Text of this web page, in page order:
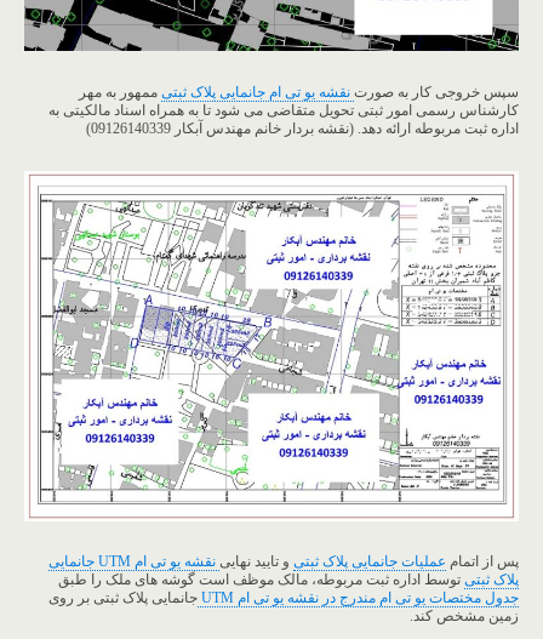
سپس خروجی کار به صورت نقشه یو تی ام جانمایی پلاک ثبتی ممهور به مهر
کارشناس رسمی امور ثبتی تحویل متقاضی می شود تا به همراه اسناد مالکیتی به
اداره ثبت مربوطه ارائه دهد. (نقشه بردار خانم مهندس آبکار 09126140339)
پس از اتمام عملیات جانمایی پلاک ثبتی و تایید نهایی
نقشه یو تی ام UTM جانمایی
پلاک ثبتی توسط اداره ثبت مربوطه، مالک موظف است گوشه های ملک را طبق
جدول مختصات یو تی ام مندرج در نقشه یو تی ام UTM
جانمایی پلاک ثبتی بر روی
زمین مشخص کند.